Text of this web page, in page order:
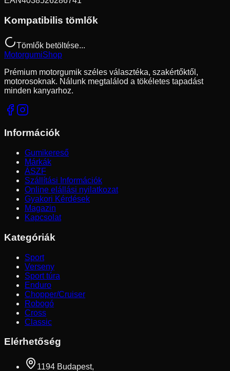
Kompatibilis tömlők
Tömlők betöltése...
MotorgumiShop
Prémium motorgumik széles választéka, szakértőktől,
motorosoknak. Nálunk megtalálod a tökéletes tapadást
minden kanyarhoz.
Információk
Gumikereső
Márkák
ÁSZF
Szállítási Információk
Online elállási nyilatkozat
Gyakori Kérdések
Magazin
Kapcsolat
Kategóriák
Sport
Verseny
Sport túra
Enduro
Chopper/Cruiser
Robogó
Cross
Classic
Elérhetőség
1194 Budapest,